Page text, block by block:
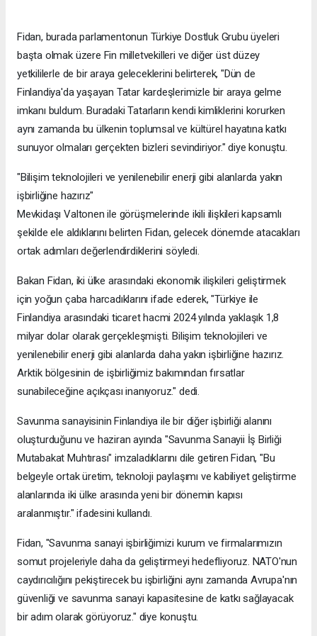
Fidan, burada parlamentonun Türkiye Dostluk Grubu üyeleri
başta olmak üzere Fin milletvekilleri ve diğer üst düzey
yetkililerle de bir araya geleceklerini belirterek, "Dün de
Finlandiya'da yaşayan Tatar kardeşlerimizle bir araya gelme
imkanı buldum. Buradaki Tatarların kendi kimliklerini korurken
aynı zamanda bu ülkenin toplumsal ve kültürel hayatına katkı
sunuyor olmaları gerçekten bizleri sevindiriyor." diye konuştu.
"Bilişim teknolojileri ve yenilenebilir enerji gibi alanlarda yakın
işbirliğine hazırız"
Mevkidaşı Valtonen ile görüşmelerinde ikili ilişkileri kapsamlı
şekilde ele aldıklarını belirten Fidan, gelecek dönemde atacakları
ortak adımları değerlendirdiklerini söyledi.
Bakan Fidan, iki ülke arasındaki ekonomik ilişkileri geliştirmek
için yoğun çaba harcadıklarını ifade ederek, "Türkiye ile
Finlandiya arasındaki ticaret hacmi 2024 yılında yaklaşık 1,8
milyar dolar olarak gerçekleşmişti. Bilişim teknolojileri ve
yenilenebilir enerji gibi alanlarda daha yakın işbirliğine hazırız.
Arktik bölgesinin de işbirliğimiz bakımından fırsatlar
sunabileceğine açıkçası inanıyoruz." dedi.
Savunma sanayisinin Finlandiya ile bir diğer işbirliği alanını
oluşturduğunu ve haziran ayında "Savunma Sanayii İş Birliği
Mutabakat Muhtırası" imzaladıklarını dile getiren Fidan, "Bu
belgeyle ortak üretim, teknoloji paylaşımı ve kabiliyet geliştirme
alanlarında iki ülke arasında yeni bir dönemin kapısı
aralanmıştır." ifadesini kullandı.
Fidan, "Savunma sanayi işbirliğimizi kurum ve firmalarımızın
somut projeleriyle daha da geliştirmeyi hedefliyoruz. NATO'nun
caydırıcılığını pekiştirecek bu işbirliğini aynı zamanda Avrupa'nın
güvenliği ve savunma sanayi kapasitesine de katkı sağlayacak
bir adım olarak görüyoruz." diye konuştu.